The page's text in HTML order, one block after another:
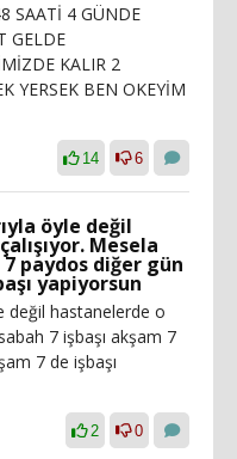
SAATİ 4 GÜNDE
GELDE
KALIR 2
YERSEK BEN OKEYİM
14 6
öyle değil
Mesela
paydos diğer gün
yapiyorsun
değil hastanelerde o
7 işbaşı akşam 7
7 de işbaşı
2 0